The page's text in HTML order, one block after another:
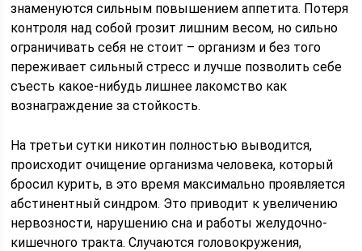
знаменуются сильным повышением аппетита. Потеря
контроля над собой грозит лишним весом, но сильно
ограничивать себя не стоит – организм и без того
переживает сильный стресс и лучше позволить себе
съесть какое-нибудь лишнее лакомство как
вознаграждение за стойкость.
На третьи сутки никотин полностью выводится,
происходит очищение организма человека, который
бросил курить, в это время максимально проявляется
абстинентный синдром. Это приводит к увеличению
нервозности, нарушению сна и работы желудочно-
кишечного тракта. Случаются головокружения,